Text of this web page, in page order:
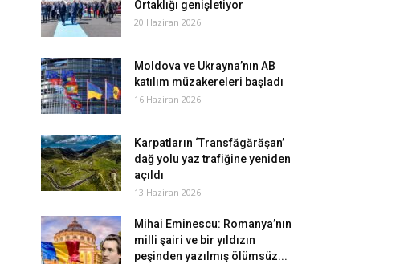
Ortaklığı genişletiyor
20 Haziran 2026
Moldova ve Ukrayna’nın AB
katılım müzakereleri başladı
16 Haziran 2026
Karpatların ‘Transfăgărăşan’
dağ yolu yaz trafiğine yeniden
açıldı
13 Haziran 2026
Mihai Eminescu: Romanya’nın
milli şairi ve bir yıldızın
peşinden yazılmış ölümsüz...